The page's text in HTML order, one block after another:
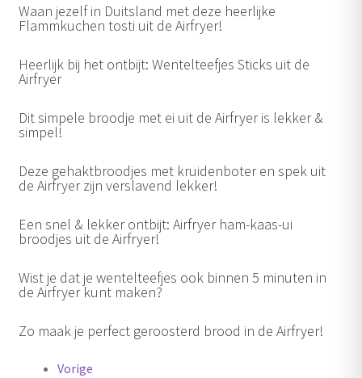
Waan jezelf in Duitsland met deze heerlijke
Flammkuchen tosti uit de Airfryer!
Heerlijk bij het ontbijt: Wentelteefjes Sticks uit de
Airfryer
Dit simpele broodje met ei uit de Airfryer is lekker &
simpel!
Deze gehaktbroodjes met kruidenboter en spek uit
de Airfryer zijn verslavend lekker!
Een snel & lekker ontbijt: Airfryer ham-kaas-ui
broodjes uit de Airfryer!
Wist je dat je wentelteefjes ook binnen 5 minuten in
de Airfryer kunt maken?
Zo maak je perfect geroosterd brood in de Airfryer!
Vorige